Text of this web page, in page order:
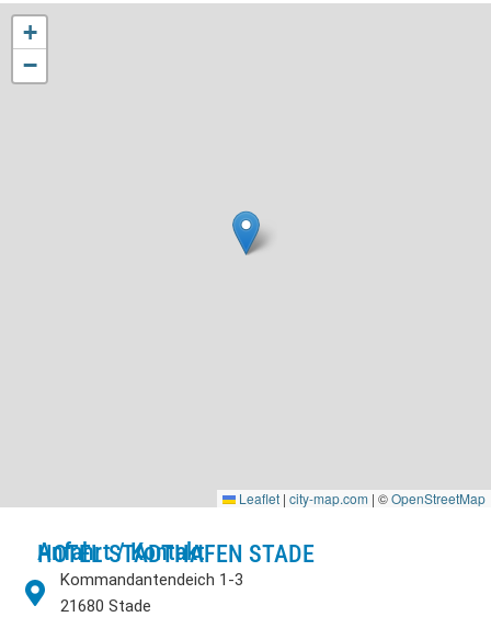
+
−
Leaflet | city-map.com | ©OpenStreetMap
Anfahrt / Kontakt
HOTEL STADTHAFEN STADE
Kommandantendeich 1-3
21680 Stade